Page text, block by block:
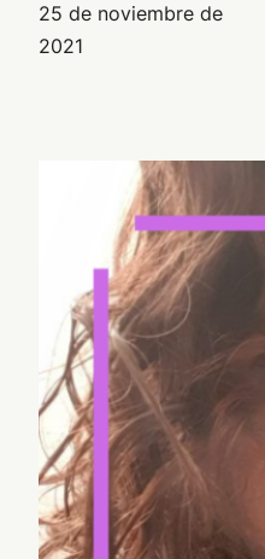
25 de noviembre de
2021